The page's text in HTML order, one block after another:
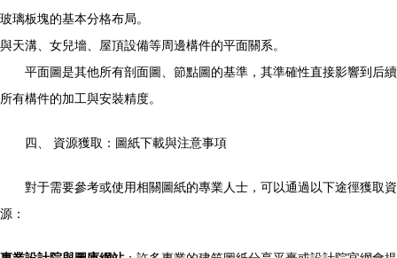
玻璃板塊的基本分格布局。
與天溝、女兒墻、屋頂設備等周邊構件的平面關系。
平面圖是其他所有剖面圖、節點圖的基準，其準確性直接影響到后續
所有構件的加工與安裝精度。
四、 資源獲取：圖紙下載與注意事項
對于需要參考或使用相關圖紙的專業人士，可以通過以下途徑獲取資
源：